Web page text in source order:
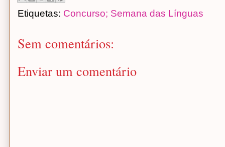
Etiquetas: Concurso; Semana das Línguas
Sem comentários:
Enviar um comentário